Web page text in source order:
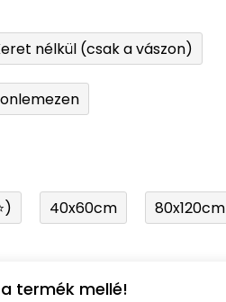
nélkül (csak a vászon)
40x60cm 80x120cm
termék mellé!